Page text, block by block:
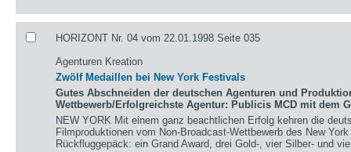
HORIZONT Nr. 04 vom 22.01.1998 Seite 035
Agenturen Kreation
Zwölf Medaillen bei New York Festivals
Gutes Abschneiden der deutschen Agenturen und
Wettbewerb/Erfolgreichste Agentur: Publicis MCD mit dem
NEW YORK Mit einem ganz beachtlichen Erfolg kehren die
Filmproduktionen vom Non-Broadcast-Wettbewerb des New
Rückfluggepäck: ein Grand Award, drei Gold-, vier Silber- und